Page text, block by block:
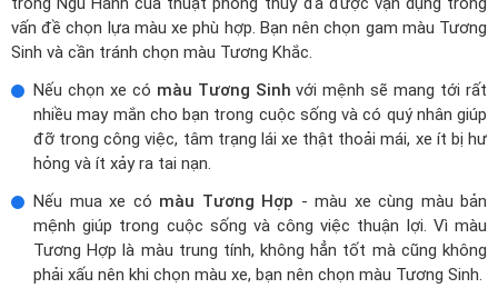
vấn đề chọn lựa màu xe phù hợp. Bạn nên chọn gam màu Tương
Sinh và cần tránh chọn màu Tương Khắc.
Nếu chọn xe có màu Tương Sinh với mệnh sẽ mang tới rất
nhiều may mắn cho bạn trong cuộc sống và có quý nhân giúp
đỡ trong công việc, tâm trạng lái xe thật thoải mái, xe ít bị hư
hỏng và ít xảy ra tai nạn.
Nếu mua xe có màu Tương Hợp - màu xe cùng màu bản
mệnh giúp trong cuộc sống và công việc thuận lợi. Vì màu
Tương Hợp là màu trung tính, không hẳn tốt mà cũng không
phải xấu nên khi chọn màu xe, bạn nên chọn màu Tương Sinh.